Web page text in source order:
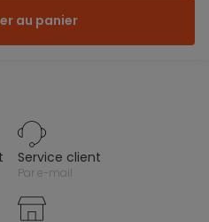
au panier
service client
par e-mail